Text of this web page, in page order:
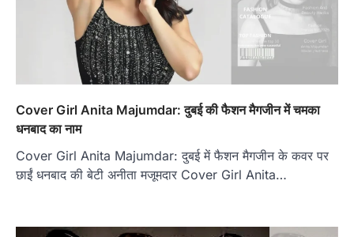
Cover Girl Anita Majumdar: दुबई की फैशन मैगजीन में चमका
धनबाद का नाम
Cover Girl Anita Majumdar: दुबई में फैशन मैगजीन के कवर पर
छाईं धनबाद की बेटी अनीता मजूमदार Cover Girl Anita…